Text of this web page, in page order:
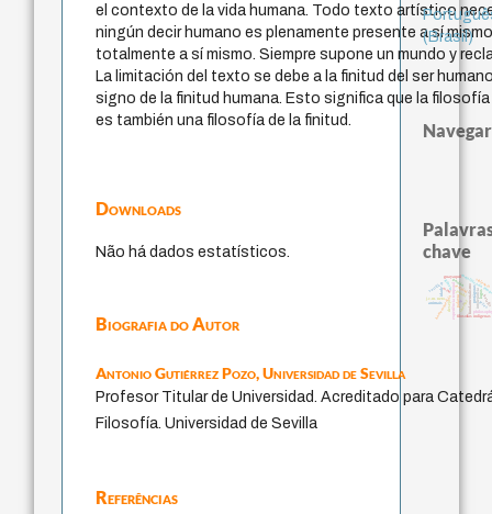
el contexto de la vida humana. Todo texto artístico
ningún decir humano es plenamente presente a sí
totalmente a sí mismo. Siempre supone un mundo y
La limitación del texto se debe a la finitud del ser
signo de la finitud humana. Esto significa que la
es también una filosofía de la finitud.
Downloads
Não há dados estatísticos.
Biografia do Autor
Antonio Gutiérrez Pozo,Universidad de Sevilla
Profesor Titular de Universidad. Acreditado para
Filosofía. Universidad de Sevilla
Referências
(Brasil)
Navegar
chave
fundamentalismo
jacobi protágoras
experiência temporal metafísica do
género
idade intolerância
homem-medida filosofias indígenas
j.c.m. neto palavra
perdón
leyes
violencia
guayaquil
logos
lei
desejo
sacrifício
bataille
mind
therapy philosophy
animais
realidad